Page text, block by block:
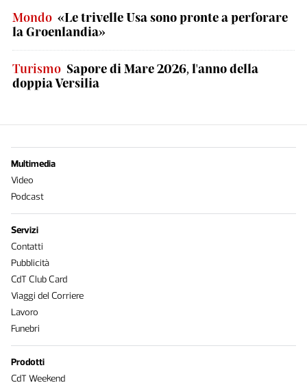
Mondo «Le trivelle Usa sono pronte a perforare
la Groenlandia»
Turismo Sapore di Mare 2026, l'anno della
doppia Versilia
Multimedia
Video
Podcast
Servizi
Contatti
Pubblicità
CdT Club Card
Viaggi del Corriere
Lavoro
Funebri
Prodotti
CdT Weekend